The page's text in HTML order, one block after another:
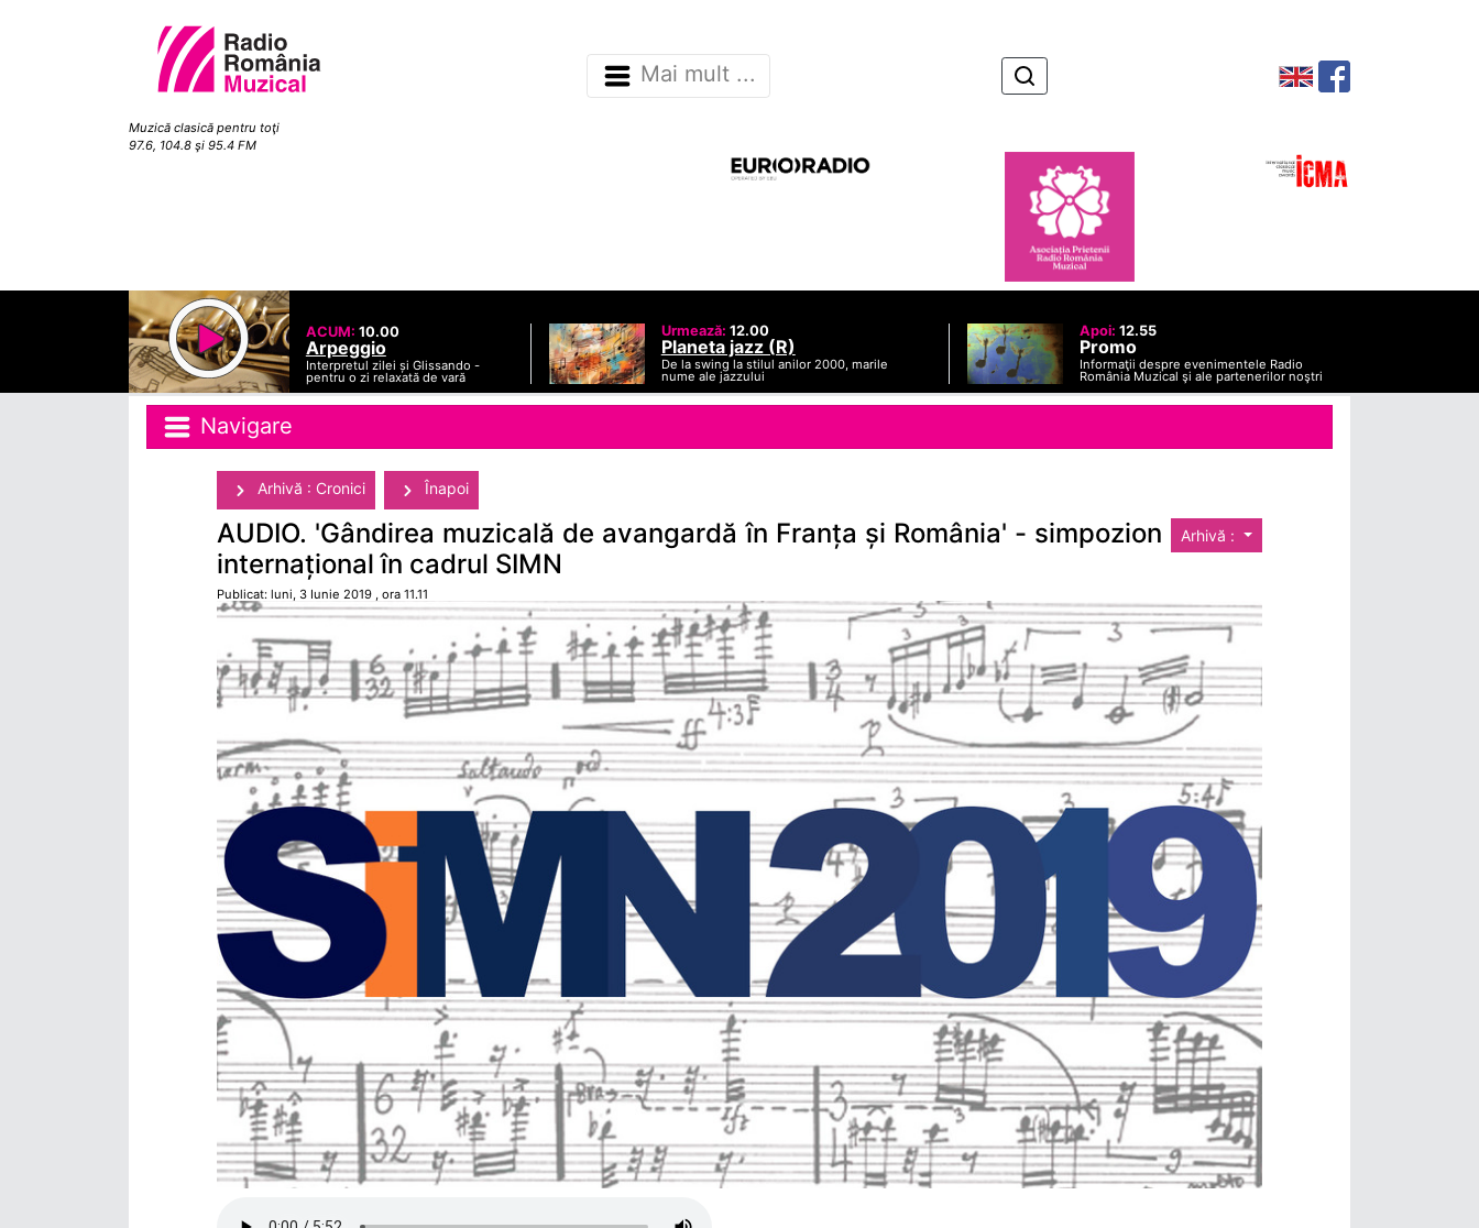
Muzică clasică pentru toţi
97.6, 104.8 şi 95.4 FM
Mai mult ...
ACUM: 10.00
Arpeggio
Interpretul zilei și Glissando -
pentru o zi relaxată de vară
Urmează: 12.00
Planeta jazz (R)
De la swing la stilul anilor 2000, marile
nume ale jazzului
Apoi: 12.55
Promo
Informaţii despre evenimentele Radio
România Muzical şi ale partenerilor noştri
Navigare
Arhivă : Cronici Înapoi
Arhivă :
AUDIO. 'Gândirea muzicală de avangardă în Franța și România' - simpozion
internațional în cadrul SIMN
Publicat: luni, 3 Iunie 2019 , ora 11.11